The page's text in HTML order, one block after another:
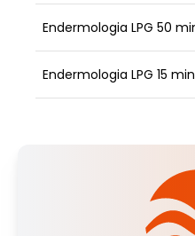
Endermologia LPG 50
Endermologia LPG 15 min